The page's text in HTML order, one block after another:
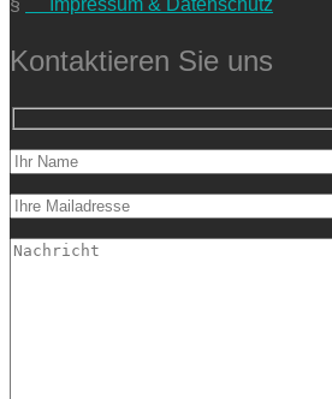
Kontaktieren Sie uns